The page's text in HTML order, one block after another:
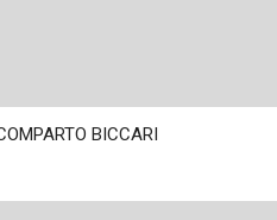
BICCARI